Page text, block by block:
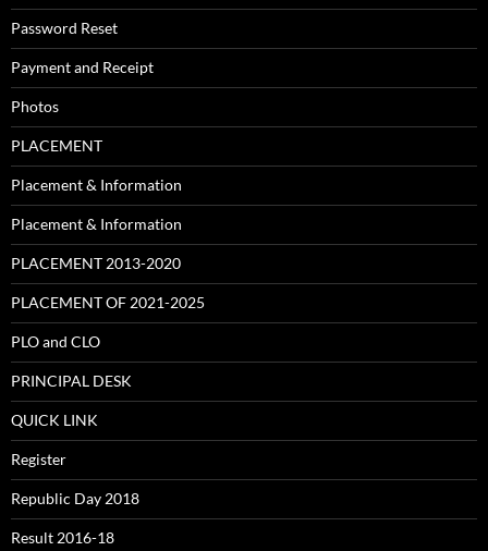
Password Reset
Payment and Receipt
Photos
PLACEMENT
Placement & Information
Placement & Information
PLACEMENT 2013-2020
PLACEMENT OF 2021-2025
PLO and CLO
PRINCIPAL DESK
QUICK LINK
Register
Republic Day 2018
Result 2016-18